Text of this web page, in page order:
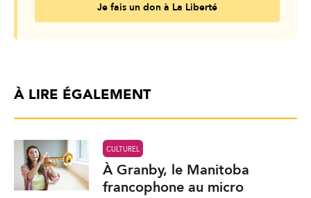
Je fais un don à La Liberté
À LIRE ÉGALEMENT
CULTUREL
À Granby, le Manitoba
francophone au micro